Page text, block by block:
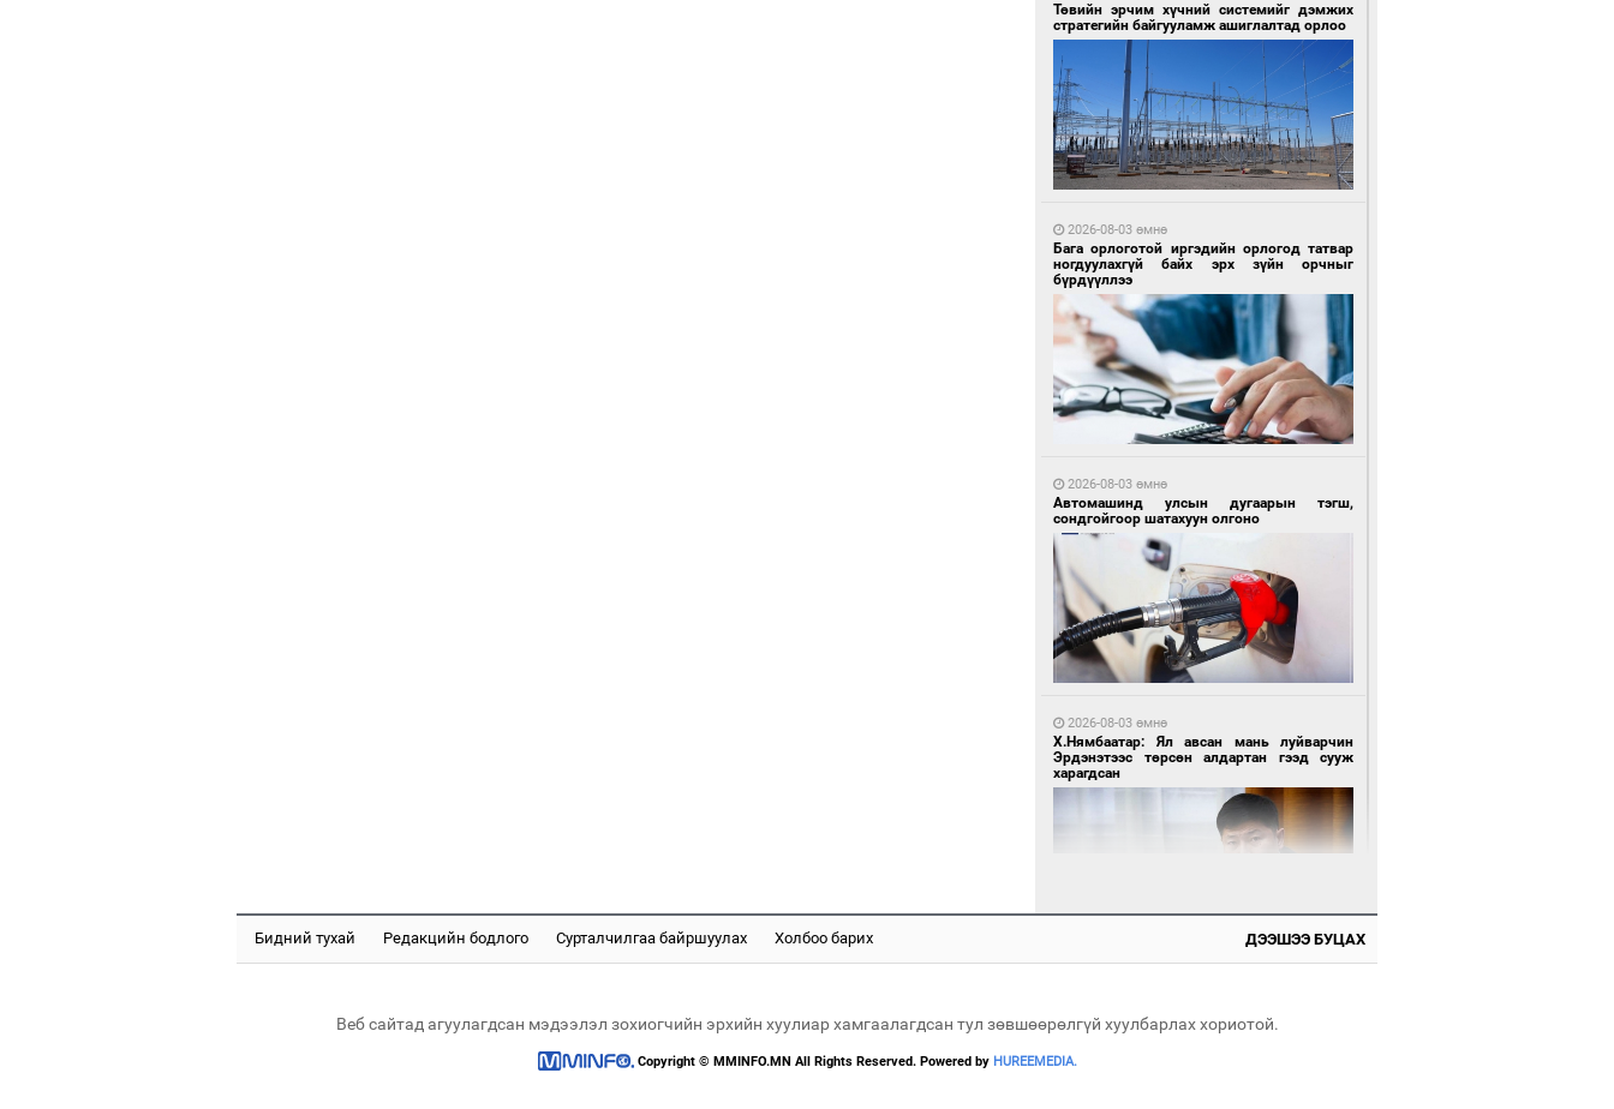
1 өдрийн өмнө өмнө
Ирландын алдарт Boyzone хамтлагийн
1 өдрийн өмнө өмнө
Нарны эрчим хүчээр гэрэлтдэг үйлдвэр
1 өдрийн өмнө өмнө
Монгол Улсын волейболын шигшээ баг
өнөөдөр Хятадын эсрэг тоглоно
дугаартай автомашинтай иргэдэд шатахуун
Төвийн эрчим хүчний системийг дэмжих
стратегийн байгууламж ашиглалтад орлоо
2026-08-03 өмнө
Бага орлоготой иргэдийн орлогод татвар
ногдуулахгүй байх эрх зүйн орчныг
бүрдүүллээ
2026-08-03 өмнө
Автомашинд улсын дугаарын тэгш,
сондгойгоор шатахуун олгоно
2026-08-03 өмнө
Х.Нямбаатар: Ял авсан мань луйварчин
Эрдэнэтээс төрсөн алдартан гээд сууж
харагдсан
Бидний тухай Редакцийн бодлого Сурталчилгаа байршуулах Холбоо барих ДЭЭШЭЭ БУЦАХ
Веб сайтад агуулагдсан мэдээлэл зохиогчийн эрхийн хуулиар хамгаалагдсан тул зөвшөөрөлгүй хуулбарлах хориотой.
Copyright © MMINFO.MN All Rights Reserved. Powered by HUREEMEDIA.